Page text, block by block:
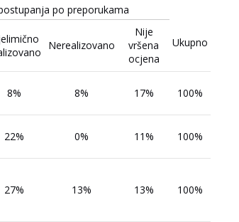
po preporukama
Ukupno
Nerealizovano
Nije
vršena
ocjena
8% 8% 17% 100%
22% 0% 11% 100%
27% 13% 13% 100%